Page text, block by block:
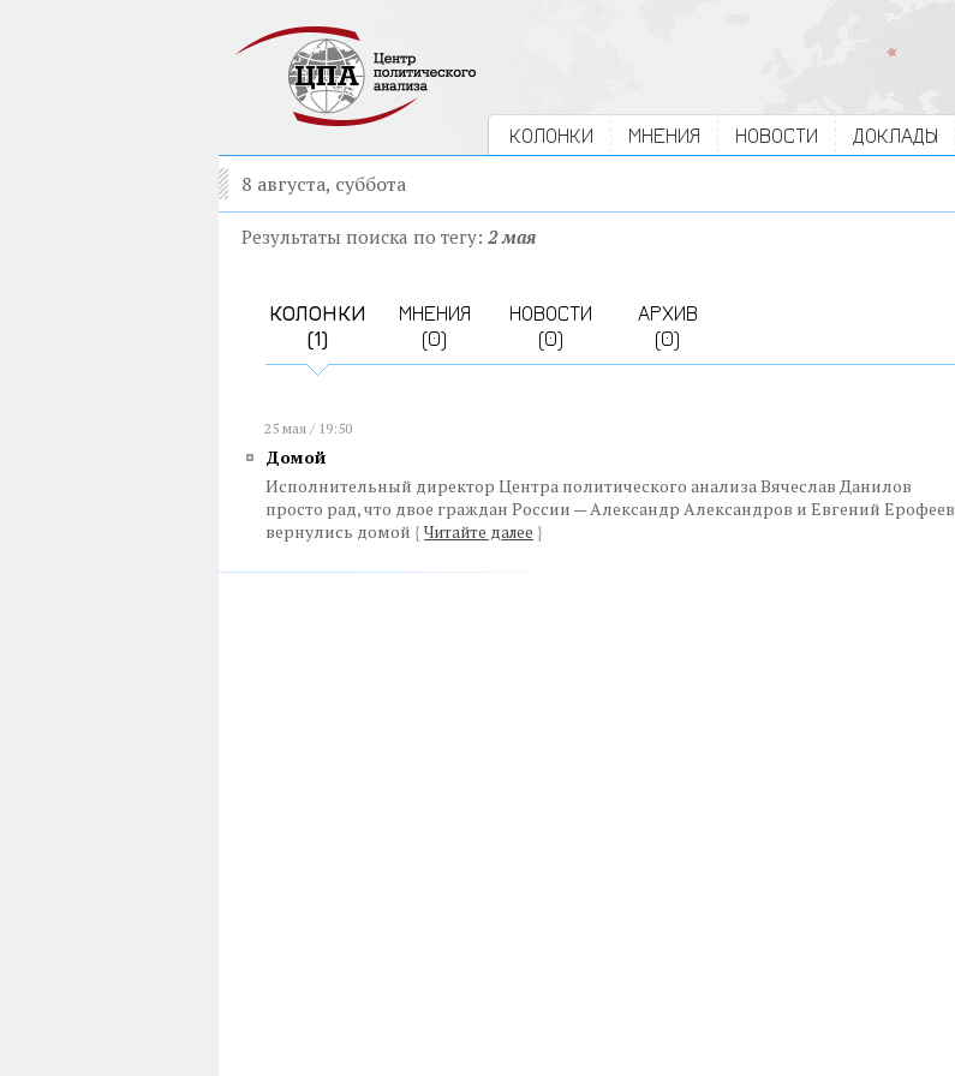
КОЛОНКИ МНЕНИЯ НОВОСТИ ДОКЛАДЫ
8 августа, суббота
Результаты поиска по тегу: 2 мая
КОЛОНКИ
(1)
МНЕНИЯ
(0)
НОВОСТИ
(0)
АРХИВ
(0)
25 мая / 19:50
Домой
Исполнительный директор Центра политического анализа Вячеслав Данилов
просто рад, что двое граждан России — Александр Александров и Евгений Ерофеев
вернулись домой { Читайте далее }